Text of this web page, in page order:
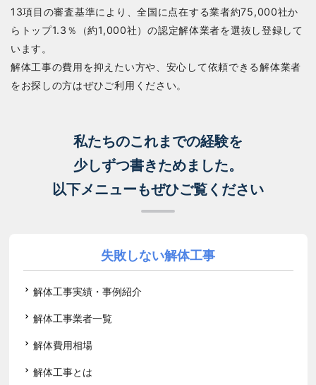
13項目の審査基準により、全国に点在する業者約75,000社か
らトップ1.3％（約1,000社）の認定解体業者を選抜し登録して
います。
解体工事の費用を抑えたい方や、安心して依頼できる解体業者
をお探しの方はぜひご利用ください。
私たちのこれまでの経験を
少しずつ書きためました。
以下メニューもぜひご覧ください
失敗しない解体工事
解体工事実績・事例紹介
解体工事業者一覧
解体費用相場
解体工事とは